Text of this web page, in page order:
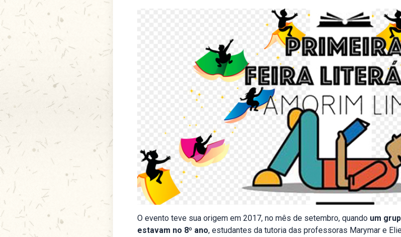
O evento teve sua origem em 2017, no mês de setembro, quando um
estavam no 8º ano, estudantes da tutoria das professoras Marymar e